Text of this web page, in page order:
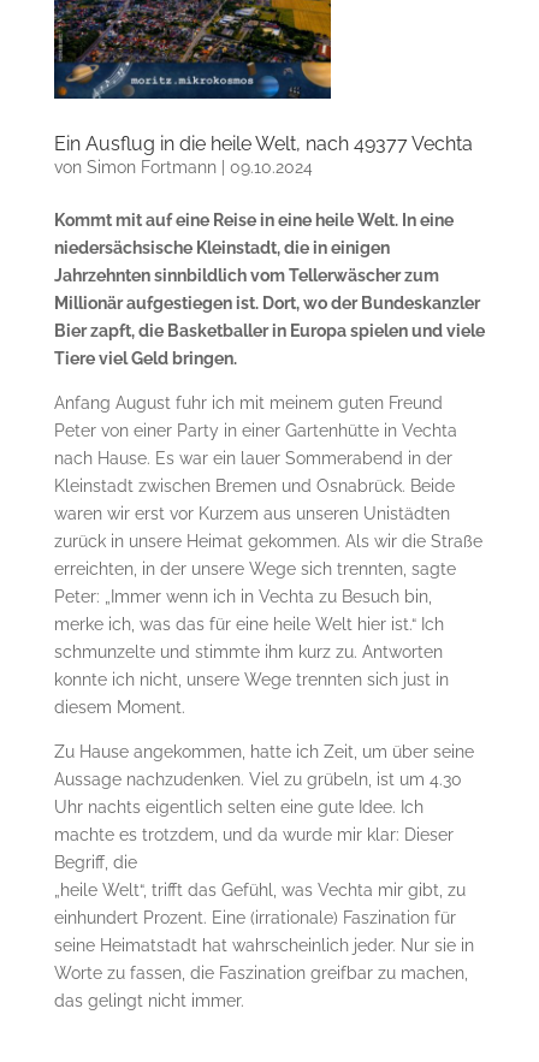
Ein Ausflug in die heile Welt, nach 49377 Vechta
von Simon Fortmann| 09.10.2024
Kommt mit auf eine Reise in eine heile Welt. In eine
niedersächsische Kleinstadt, die in einigen
Jahrzehnten sinnbildlich vom Tellerwäscher zum
Millionär aufgestiegen ist. Dort, wo der Bundeskanzler
Bier zapft, die Basketballer in Europa spielen und viele
Tiere viel Geld bringen.
Anfang August fuhr ich mit meinem guten Freund
Peter von einer Party in einer Gartenhütte in Vechta
nach Hause. Es war ein lauer Sommerabend in der
Kleinstadt zwischen Bremen und Osnabrück. Beide
waren wir erst vor Kurzem aus unseren Unistädten
zurück in unsere Heimat gekommen. Als wir die Straße
erreichten, in der unsere Wege sich trennten, sagte
Peter: „Immer wenn ich in Vechta zu Besuch bin,
merke ich, was das für eine heile Welt hier ist.“ Ich
schmunzelte und stimmte ihm kurz zu. Antworten
konnte ich nicht, unsere Wege trennten sich just in
diesem Moment.
Zu Hause angekommen, hatte ich Zeit, um über seine
Aussage nachzudenken. Viel zu grübeln, ist um 4.30
Uhr nachts eigentlich selten eine gute Idee. Ich
machte es trotzdem, und da wurde mir klar: Dieser
Begriff, die
„heile Welt“, trifft das Gefühl, was Vechta mir gibt, zu
einhundert Prozent. Eine (irrationale) Faszination für
seine Heimatstadt hat wahrscheinlich jeder. Nur sie in
Worte zu fassen, die Faszination greifbar zu machen,
das gelingt nicht immer.